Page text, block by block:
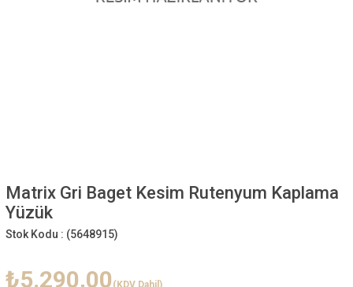
Matrix Gri Baget Kesim Rutenyum Kaplama
Yüzük
Stok Kodu : (5648915)
₺5.290,00 (KDV Dahil)